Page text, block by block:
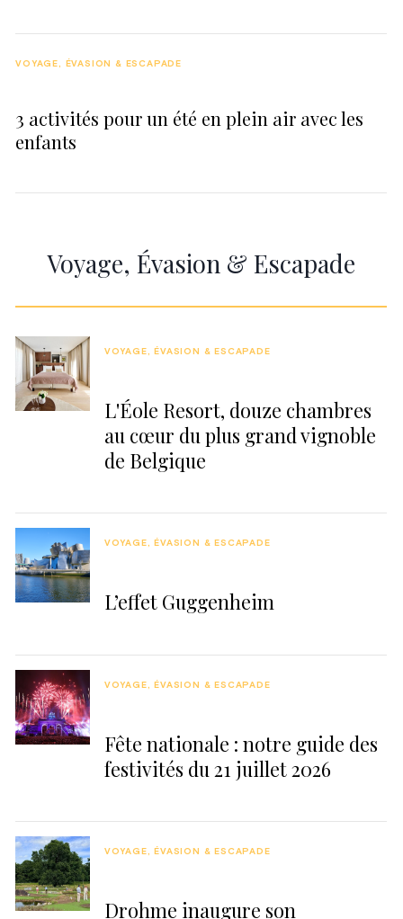
3 activités pour un été en plein air avec les
enfants
VOYAGE, ÉVASION & ESCAPADE
Voyage, Évasion & Escapade
L'Éole Resort, douze chambres
au cœur du plus grand vignoble
de Belgique
VOYAGE, ÉVASION & ESCAPADE
L’effet Guggenheim
VOYAGE, ÉVASION & ESCAPADE
Fête nationale : notre guide des
festivités du 21 juillet 2026
VOYAGE, ÉVASION & ESCAPADE
Drohme inaugure son
VOYAGE, ÉVASION & ESCAPADE